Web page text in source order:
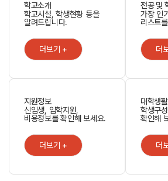
학교소개
학교시설, 학생현황 등을
알려드립니다.
더보기 +
전공 및
가장 인
리스트
더
지원정보
신입생, 입학지원,
비용정보를 확인해 보세요.
더보기 +
대학생활
학생구
확인해
더